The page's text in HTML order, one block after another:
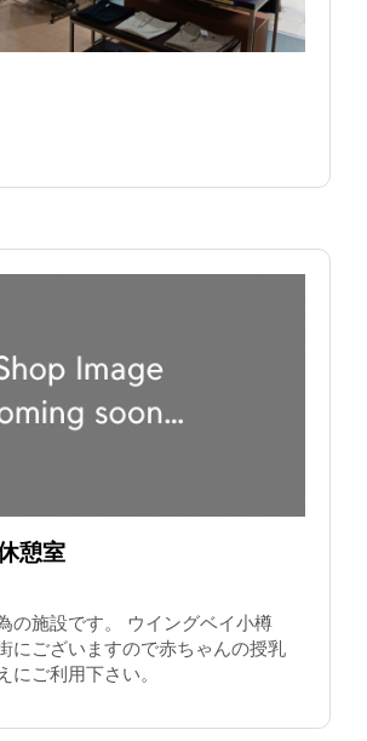
憩室
の施設です。 ウイングベイ小樽
にございますので赤ちゃんの授乳
にご利用下さい。